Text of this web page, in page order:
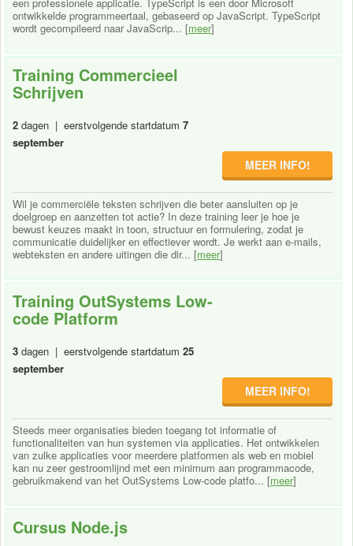
ontwikkelde programmeertaal, gebaseerd op JavaScript. TypeScript
wordt gecompileerd naar JavaScrip... [meer]
Training Commercieel
Schrijven
2 dagen | eerstvolgende startdatum 7
september
MEER INFO!
Wil je commerciële teksten schrijven die beter aansluiten op je
doelgroep en aanzetten tot actie? In deze training leer je hoe je
bewust keuzes maakt in toon, structuur en formulering, zodat je
communicatie duidelijker en effectiever wordt. Je werkt aan e-mails,
webteksten en andere uitingen die dir... [meer]
Training OutSystems Low-
code Platform
3 dagen | eerstvolgende startdatum 25
september
MEER INFO!
Steeds meer organisaties bieden toegang tot informatie of
functionaliteiten van hun systemen via applicaties. Het ontwikkelen
van zulke applicaties voor meerdere platformen als web en mobiel
kan nu zeer gestroomlijnd met een minimum aan programmacode,
gebruikmakend van het OutSystems Low-code platfo... [meer]
Cursus Node.js